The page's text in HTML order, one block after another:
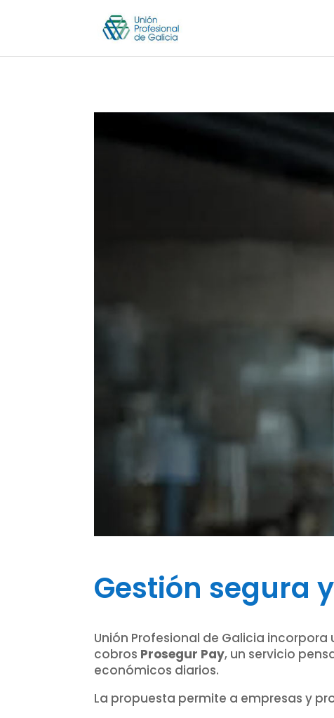
Gestión segura
Unión Profesional de Galicia
cobros Prosegur Pay, un servicio
económicos diarios.
La propuesta permite a empresas y